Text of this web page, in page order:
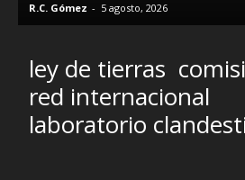
R.C. Gómez - 5 agosto, 2026
ley de tierras
red internacional
laboratorio